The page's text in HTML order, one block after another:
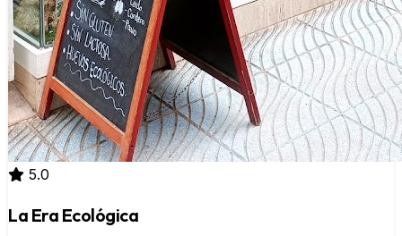
5.0
La Era Ecológica